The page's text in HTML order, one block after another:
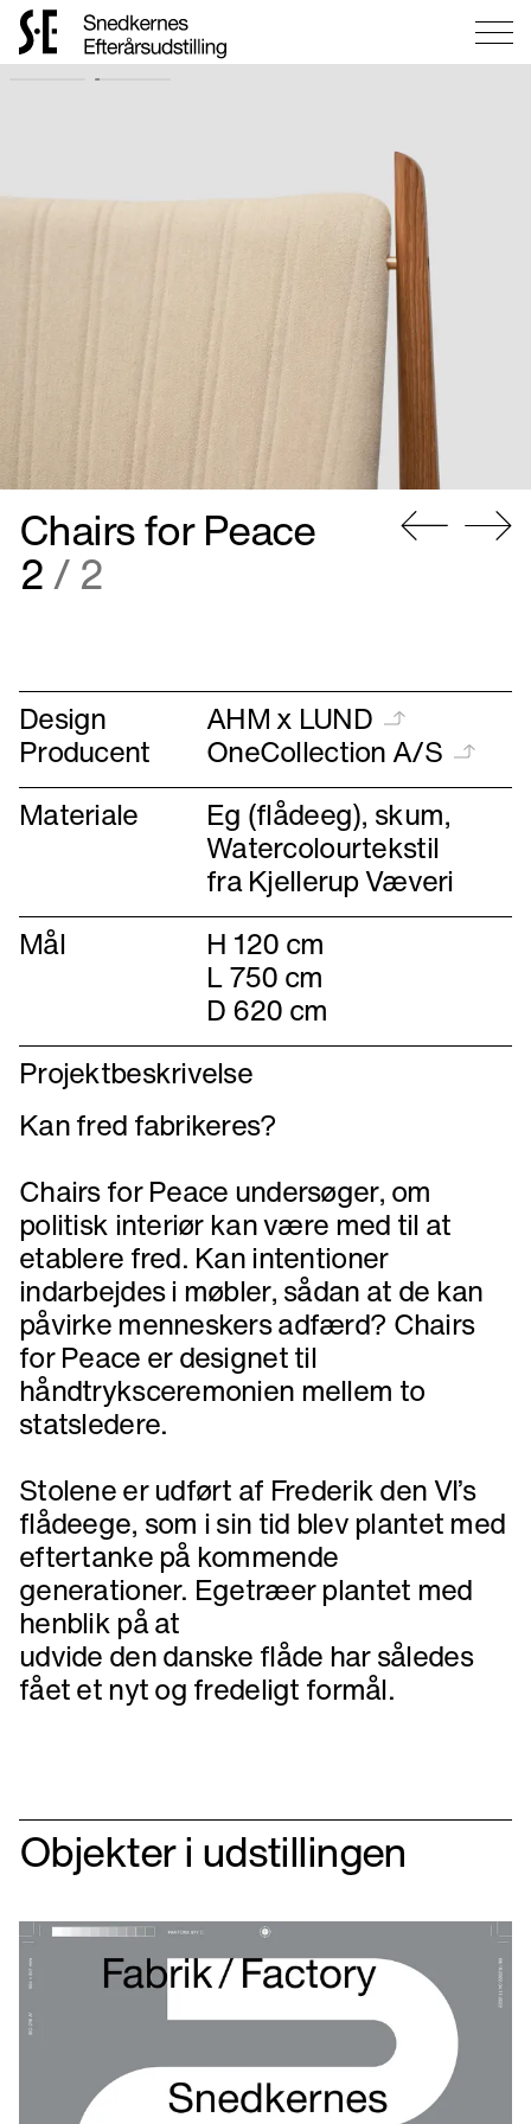
Gå
Chairs for Peace
2/ 2
Design AHM x LUND
Producent
OneCollection A/S
Materiale
Eg (flådeeg), skum,
Watercolourtekstil
fra Kjellerup Væveri
Mål
H 120 cm
L 750 cm
D 620 cm
Projektbeskrivelse
Kan fred fabrikeres?
Chairs for Peace undersøger, om
politisk interiør kan være med til at
etablere fred. Kan intentioner
indarbejdes i møbler, sådan at de kan
påvirke menneskers adfærd? Chairs
for Peace er designet til
håndtryksceremonien mellem to
statsledere.
Stolene er udført af Frederik den VI’s
flådeege, som i sin tid blev plantet med
eftertanke på kommende
generationer. Egetræer plantet med
henblik på at
udvide den danske flåde har således
fået et nyt og fredeligt formål.
Objekter i udstillingen